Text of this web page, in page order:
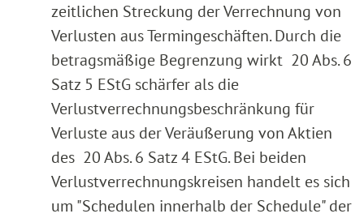
zeitlichen Streckung der Verrechnung von
Verlusten aus Termingeschäften. Durch die
betragsmäßige Begrenzung wirkt 20 Abs. 6
Satz 5 EStG schärfer als die
Verlustverrechnungsbeschränkung für
Verluste aus der Veräußerung von Aktien
des 20 Abs. 6 Satz 4 EStG. Bei beiden
Verlustverrechnungskreisen handelt es sich
um "Schedulen innerhalb der Schedule" der